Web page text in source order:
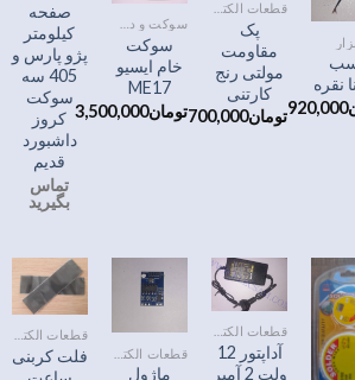
نقره
920,000
پک
مقاومت
مولتی رنج
کارتنی
تومان700,000
سوکت
خام ایسیو
ME17
تومان3,500,000
صفحه
کیلومتر
پژو پارس و
405 سه
سوکت
کروز
داشبورد
قدیم
تماس
بگیرید
آداپتور 12
ولت 2 آمپر
ماژول
فلت کربنی